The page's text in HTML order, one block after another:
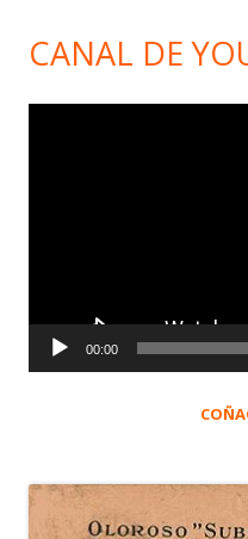
CANAL DE
00:00